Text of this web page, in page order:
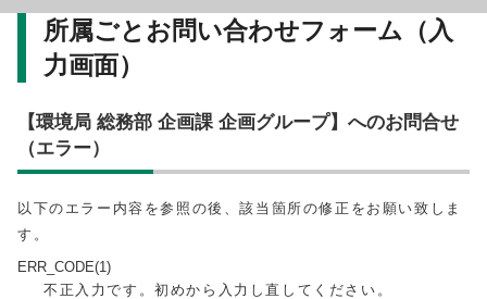
所属ごとお問い合わせフォーム（入
力画面）
【環境局 総務部 企画課 企画グループ】へのお問合せ
（エラー）
以下のエラー内容を参照の後、該当箇所の修正をお願い致しま
す。
ERR_CODE(1)
不正入力です。初めから入力し直してください。